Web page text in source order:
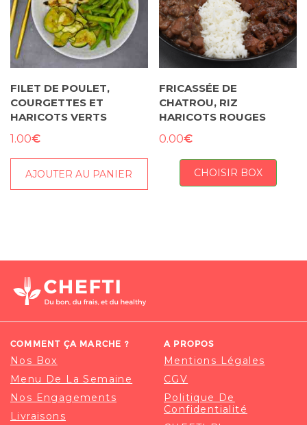
FILET DE POULET,
COURGETTES ET
HARICOTS VERTS
1.00€
AJOUTER AU PANIER
FRICASSÉE DE
CHATROU, RIZ
HARICOTS ROUGES
0.00€
CHOISIR BOX
COMMENT ÇA MARCHE ?
Nos Box
Menu De La Semaine
Nos Engagements
Livraisons
A PROPOS
Mentions Légales
CGV
Politique De
Confidentialité